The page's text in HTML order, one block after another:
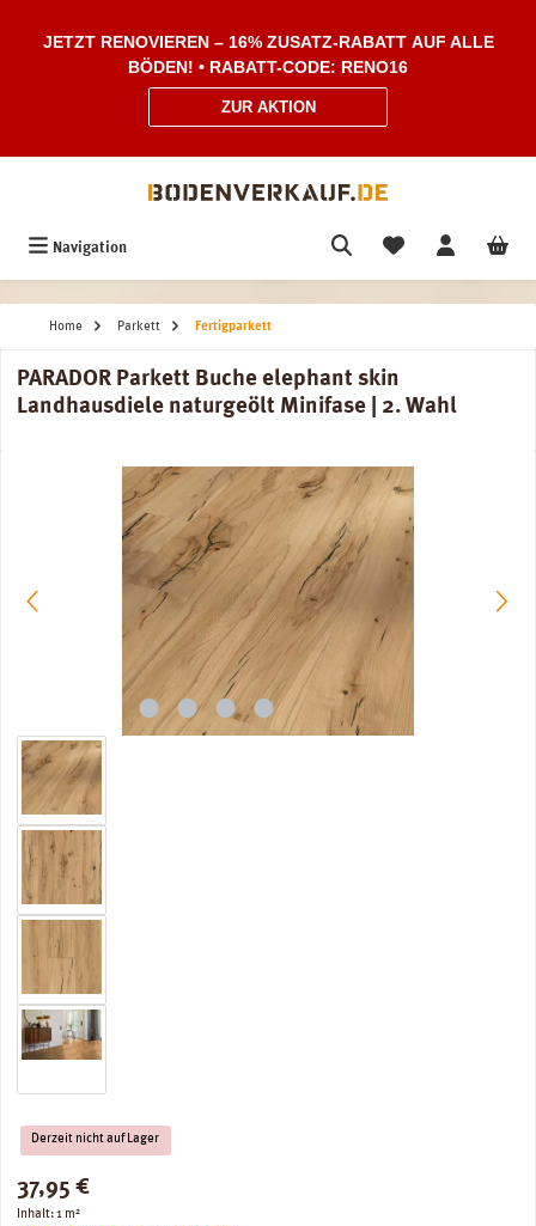
JETZT RENOVIEREN – 16% ZUSATZ-RABATT AUF ALLE
BÖDEN! • RABATT-CODE: RENO16
ZUR AKTION
Navigation
Home Parkett Fertigparkett
PARADOR Parkett Buche elephant skin
Landhausdiele naturgeölt Minifase | 2. Wahl
Bildergalerie überspringen
Derzeit nicht auf Lager
Regulärer Preis:
37,95 €
Inhalt:1 m²